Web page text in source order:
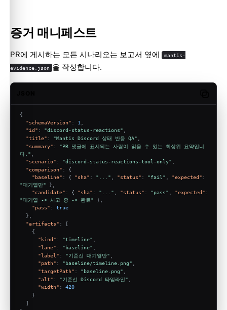
증거 매니페스트
PR에 게시하는 모든 시나리오는 보고서 옆에 mantis-
evidence.json 을 작성합니다.
{
"schemaVersion" : 1
"id" : "discord-status-reactions" ,
"title" : "Mantis Discord 상태 반응 QA"
"summary" :
"PR 댓글에 표시되는 사람이 읽을 수 있는 최상위 요약입니
다."
"scenario" : "discord-status-reactions-tool-only"
"comparison" :
{
"baseline" : { "sha" : "..." "status" : "fail" "expected" :
"대기열만"
}
"candidate" : { "sha" : "..." "status" : "pass" "expected" :
"대기열 -> 사고 중 -> 완료"
}
"pass" :
true
}
"artifacts" :
[
{
"kind" : "timeline"
"lane" : "baseline"
"label" : "기준선 대기열만"
"path" : "baseline/timeline.png"
"targetPath" : "baseline.png"
"alt" : "기준선 Discord 타임라인"
"width" :
420
}
]